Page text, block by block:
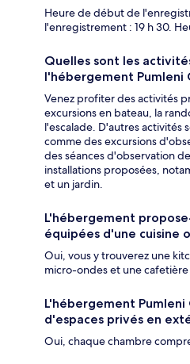
Heure de début de
l'enregistrement : 19 h 30.
Quelles sont les
l'hébergement Pumleni
Venez profiter des activités
excursions en bateau, la
l'escalade. D'autres activités
comme des excursions
des séances d'observation
installations proposées,
et un jardin.
L'hébergement
équipées d'une cuisine
Oui, vous y trouverez une
micro-ondes et une
L'hébergement
d'espaces privés en
Oui, chaque chambre